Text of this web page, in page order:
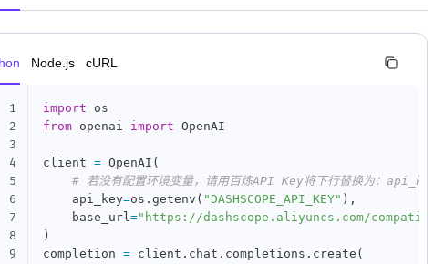
Node.js cURL
1
2
3
4
5
6
7
8
9
import
from openai import OpenAI
client = OpenAI (
# 若没有配置环境变量，请用百炼API Key将下行替换为：
    api_key
=os . getenv ( "DASHSCOPE_API_KEY" ) ,
    base_url
="https://dashscope.aliyuncs.com/
)
completion = client . chat . completions . create (